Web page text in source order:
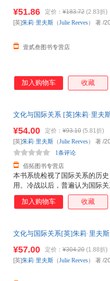
¥51.86 定价： ¥183.72 (2.83折)
壹贰叁图书专营店
[英]朱莉·里夫斯 （Julie Reeves） 著 /
加入购物车 收藏
文化与国际关系 [英]朱莉·里夫
本书系统检视了国际关系的历
用。冷战以后，普遍认为国际
历史上对文化的不同理解，挑
¥54.00 定价： ¥93.10 (5.81折)
佰拓图书专营店
1条评论
[英]朱莉·里夫斯 （Julie Reeves） 著 /
加入购物车 收藏
文化与国际关系[英]朱莉·里夫
¥57.00 定价： ¥304.20 (1.88折)
[英]朱莉·里夫斯 （Julie Reeves） 著 /